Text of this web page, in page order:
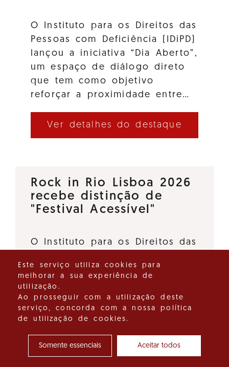
O Instituto para os Direitos das
Pessoas com Deficiência (IDiPD)
lançou a iniciativa “Dia Aberto”,
um espaço de diálogo direto
que tem como objetivo
reforçar a proximidade entre…
Ver detalhes do destaque
Rock in Rio Lisboa 2026
recebe distinção de
"Festival Acessível"
O Instituto para os Direitos das
o Turismo de Portugal, I.P.,
deliberaram atribuir a distinção
"Festival Acessível" ao Rock in
Rio Lisboa 2026, promovido…
Ver detalhes do destaque
Este serviço utiliza cookies para
melhorar a sua experiência de
utilização.
Ao prosseguir com a utilização deste
serviço, concorda com a nossa política
de utilização de cookies.
Somente essenciais Aceitar todos